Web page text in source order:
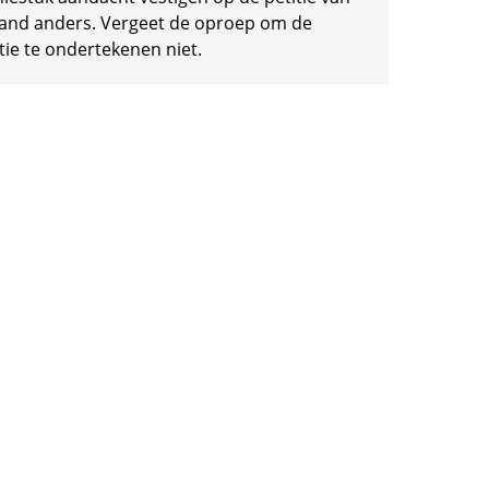
anders. Vergeet de oproep om de
te ondertekenen niet.